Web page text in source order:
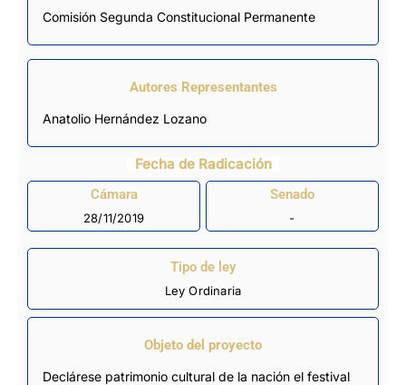
Comisión Segunda Constitucional Permanente
Autores Representantes
Anatolio Hernández Lozano
Fecha de Radicación
Cámara
28/11/2019
Senado
-
Tipo de ley
Ley Ordinaria
Objeto del proyecto
Declárese patrimonio cultural de la nación el festival